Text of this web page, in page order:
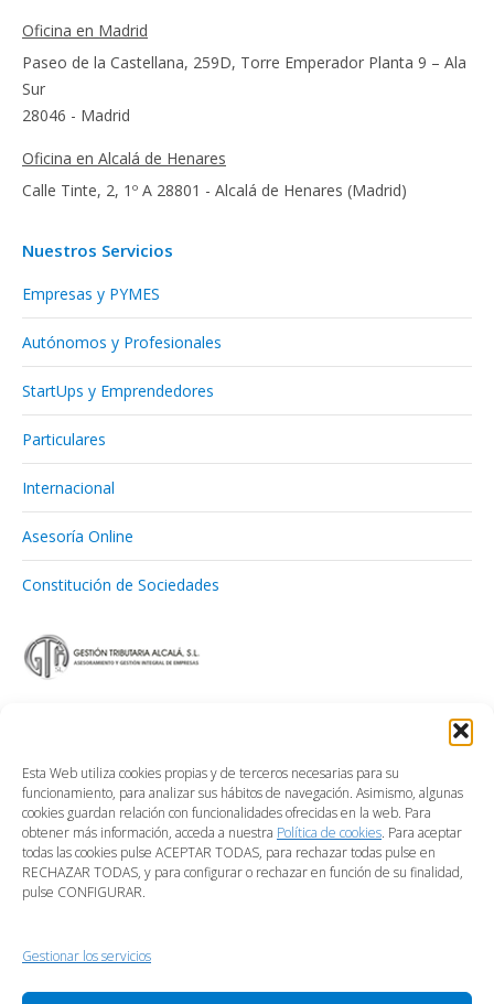
Esta Web utiliza cookies propias y de terceros necesarias para su
funcionamiento, para analizar sus hábitos de navegación. Asimismo, algunas
cookies guardan relación con funcionalidades ofrecidas en la web. Para
obtener más información, acceda a nuestra Política de cookies. Para aceptar
todas las cookies pulse ACEPTAR TODAS, para rechazar todas pulse en
RECHAZAR TODAS, y para configurar o rechazar en función de su finalidad,
pulse CONFIGURAR.
Gestionar los servicios
Oficina en Madrid
Paseo de la Castellana, 259D, Torre Emperador Planta 9 – Ala
Sur
28046 - Madrid
Oficina en Alcalá de Henares
Calle Tinte, 2, 1º A 28801 - Alcalá de Henares (Madrid)
Nuestros Servicios
Empresas y PYMES
Autónomos y Profesionales
StartUps y Emprendedores
Particulares
Internacional
Asesoría Online
Constitución de Sociedades